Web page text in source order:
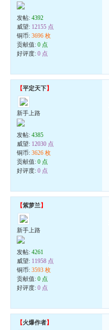
发帖:4392
威望: 12155 点
铜币:3696 枚
贡献值:0 点
好评度:0 点
【平定天下】
新手上路
发帖:4385
威望: 12030 点
铜币:3626 枚
贡献值:0 点
好评度:0 点
【紫萝兰】
新手上路
发帖:4261
威望: 11958 点
铜币:3593 枚
贡献值:0 点
好评度:0 点
【火爆作者】